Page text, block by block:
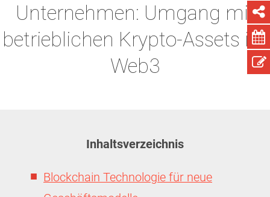
Unternehmen: Umgang mit
betrieblichen Krypto-Assets im
Web3
Inhaltsverzeichnis
Blockchain Technologie für neue